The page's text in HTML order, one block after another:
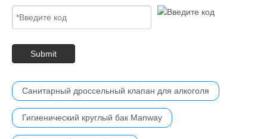
Submit
Санитарный дроссельный клапан для алкоголя
Гигиенический круглый бак Manway